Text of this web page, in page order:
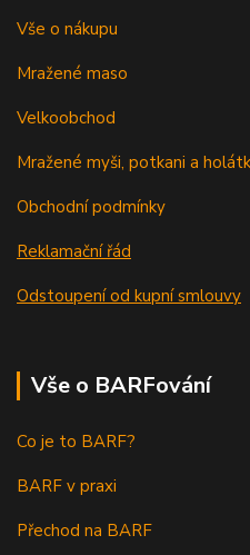
Vše o nákupu
Mražené maso
Velkoobchod
Mražené myši, potkani a
Obchodní podmínky
Reklamační řád
Odstoupení od kupní smlouvy
Vše o BARFování
Co je to BARF?
BARF v praxi
Přechod na BARF